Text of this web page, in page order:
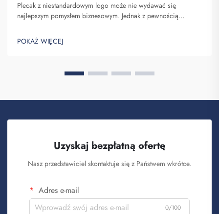
Plecak z niestandardowym logo może nie wydawać się
najlepszym pomysłem biznesowym. Jednak z pewnością
Saipulang Trading to firma, która realizuje masowe zamówienia
takich plecaków w celu budowania świadomości marki. Wiesz,
POKAŻ WIĘCEJ
Uzyskaj bezpłatną ofertę
Nasz przedstawiciel skontaktuje się z Państwem wkrótce.
Adres e-mail
0/100